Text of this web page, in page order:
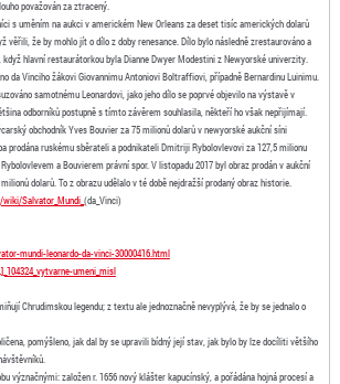
považován za ztracený.
s uměním na aukci v americkém New Orleans za deset tisíc amerických dolarů
věřili, že by mohlo jít o dílo z doby renesance. Dílo bylo následně zrestaurováno a
když hlavní restaurátorkou byla Dianne Dwyer Modestini z Newyorské univerzity.
da Vinciho žákovi Giovannimu Antoniovi Boltraffiovi, případně Bernardinu Luinimu.
samotnému Leonardovi, jako jeho dílo se poprvé objevilo na výstavě v
odborníků postupně s tímto závěrem souhlasila, někteří ho však nepřijímají.
obchodník Yves Bouvier za 75 milionů dolarů v newyorské aukční síni
prodána ruskému sběrateli a podnikateli Dmitriji Rybolovlevovi za 127,5 milionu
a Bouvierem právní spor. V listopadu 2017 byl obraz prodán v aukční
dolarů. To z obrazu udělalo v té době nejdražší prodaný obraz historie.
Salvator_Mundi_ (da_Vinci)
mundi-leonardo-da-vinci-30000416.html
umeni_misl
Chrudimskou legendu; z textu ale jednoznačně nevyplývá, že by se jednalo o
pomýšleno, jak dal by se upravili bídný její stav, jak bylo by lze docíliti většího
význačnými: založen r. 1656 nový klášter kapucínský, a pořádána hojná procesí a